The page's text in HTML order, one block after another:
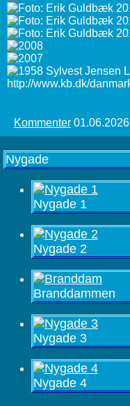
Kommenter 01.06.2026
Nygade
Nygade 1
Nygade 2
Branddammen
Nygade 3
Nygade 4